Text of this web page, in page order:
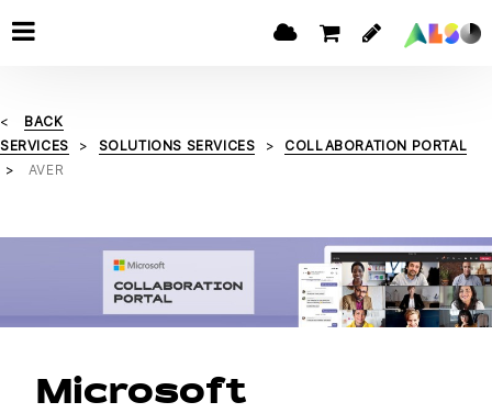
BACK
SERVICES
SOLUTIONS SERVICES
COLLABORATION PORTAL
AVER
Microsoft